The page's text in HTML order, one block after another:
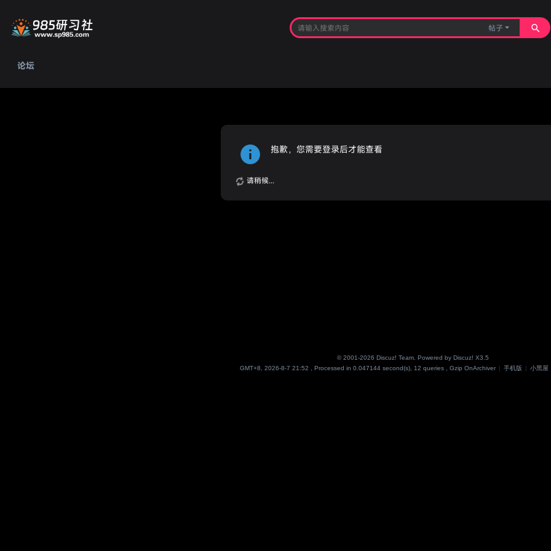
帖子
论坛
抱歉，您需要登录后才能查看
请稍候...
© 2001-2026Discuz! Team . Powered byDiscuz! X3.5
GMT+8, 2026-8-7 21:52
, Processed in 0.047144 second(s), 12 queries , Gzip OnArchiver | 手机版 | 小黑屋